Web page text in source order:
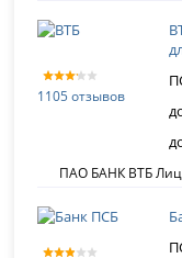
1105 отзывов
ПАО БАНК ВТБ